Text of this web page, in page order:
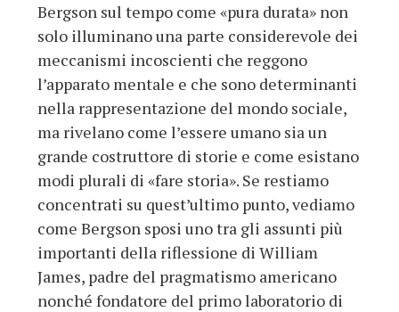
Bergson sul tempo come «pura durata» non
solo illuminano una parte considerevole dei
meccanismi incoscienti che reggono
l’apparato mentale e che sono determinanti
nella rappresentazione del mondo sociale,
ma rivelano come l’essere umano sia un
grande costruttore di storie e come esistano
modi plurali di «fare storia». Se restiamo
concentrati su quest’ultimo punto, vediamo
come Bergson sposi uno tra gli assunti più
importanti della riflessione di William
James, padre del pragmatismo americano
nonché fondatore del primo laboratorio di